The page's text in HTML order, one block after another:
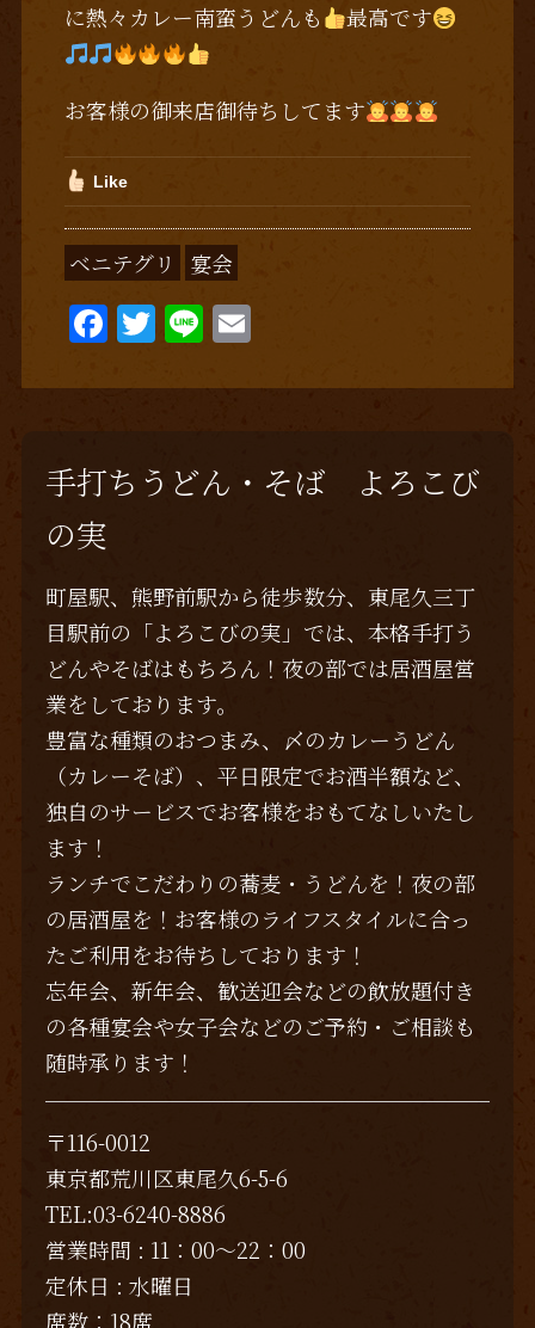
に熱々カレー南蛮うどんも
最高です
お客様の御来店御待ちしてます
Like
ベニテグリ 宴会
F
c
b
k
T
it
te
r
Li
e
E
ai
手打ちうどん・そば よろこび
の実
町屋駅、熊野前駅から徒歩数分、東尾久三丁
目駅前の「よろこびの実」では、本格手打う
どんやそばはもちろん！夜の部では居酒屋営
業をしております。
豊富な種類のおつまみ、〆のカレーうどん
（カレーそば）、平日限定でお酒半額など、
独自のサービスでお客様をおもてなしいたし
ます！
ランチでこだわりの蕎麦・うどんを！夜の部
の居酒屋を！お客様のライフスタイルに合っ
たご利用をお待ちしております！
忘年会、新年会、歓送迎会などの飲放題付き
の各種宴会や女子会などのご予約・ご相談も
随時承ります！
〒116-0012
東京都荒川区東尾久6-5-6
TEL:03-6240-8886
営業時間 : 11：00～22：00
定休日 : 水曜日
席数：18席